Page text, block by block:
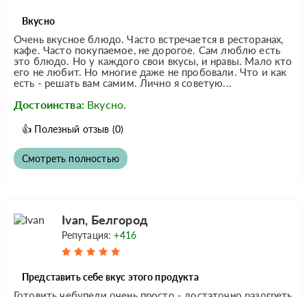
Вкусно
Очень вкусное блюдо. Часто встречается в ресторанах,
кафе. Часто покупаемое, не дорогое. Сам люблю есть
это блюдо. Но у каждого свои вкусы, и нравы. Мало кто
его не любит. Но многие даже не пробовали. Что и как
есть - решать вам самим. Лично я советую...
Достоинства: Вкусно.
👍 Полезный отзыв (0)
Смотреть полностью
Ivan, Белгород
Репутация:+416
Представить себе вкус этого продукта